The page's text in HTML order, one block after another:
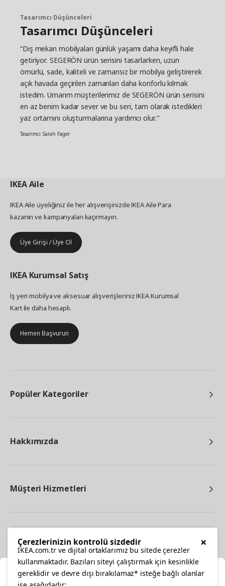
Tasarımcı Düşünceleri
Tasarımcı Düşünceleri
“Dış mekan mobilyaları günlük yaşamı daha keyifli hale
getiriyor. SEGERÖN ürün serisini tasarlarken, uzun
ömürlü, sade, kaliteli ve zamansız bir mobilya geliştirerek
açık havada geçirilen zamanları daha konforlu kılmak
istedim. Umarım müşterilerimiz de SEGERÖN ürün serisini
en az benim kadar sever ve bu seri, tam olarak istedikleri
yaz ortamını oluşturmalarına yardımcı olur."
Tasarımcı Sarah Fager
IKEAAile
IKEA Aile üyeliğiniz ile her alışverişinizde IKEA Aile Para
kazanın ve kampanyaları kaçırmayın.
Üye Girişi / Üye Ol
IKEA Kurumsal Satış
İş yeri mobilya ve aksesuar alışverişleriniz IKEA Kurumsal
Kart ile daha hesaplı.
Hemen Başvurun
Popüler Kategoriler
Hakkımızda
Müşteri Hizmetleri
×
Çerezlerinizin kontrolü sizdedir
IKEA.com.tr ve dijital ortaklarımız bu sitede çerezler
kullanmaktadır. Bazıları siteyi çalıştırmak için kesinlikle
gereklidir ve devre dışı bırakılamaz* isteğe bağlı olanlar